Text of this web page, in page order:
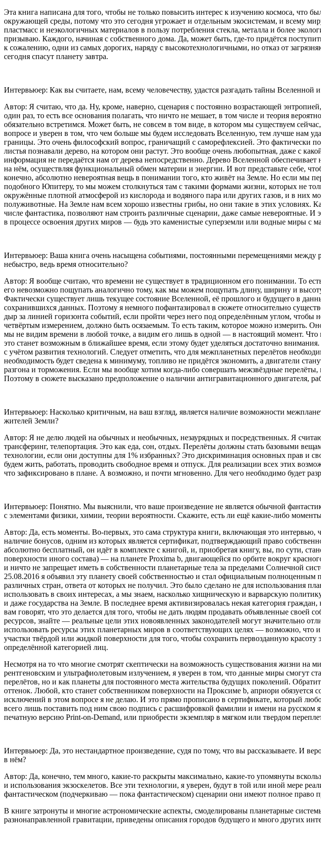
Эта книга написана для того, чтобы не только повысить интерес к изучению космоса, что
окружающей среды, потому что это сегодня угрожает и отдельным экосистемам, и всему
пластмасс и неэкологичных материалов в пользу потребления стекла, металла и более
призываю. Каждого, начиная с собственного дома. Да, может быть, где-то придётся
к сожалению, одни из самых дорогих, наряду с высокотехнологичными, но отказ от
сегодня спасут планету завтра.
Интервьюер: Как вы считаете, нам, всему человечеству, удастся разгадать тайны
Автор: Я считаю, что да. Ну, кроме, наверно, сценария с постоянно возрастающей
один раз, то есть все основания полагать, что ничто не мешает, в том числе и теория
обязательно встретимся. Может быть, не совсем в том виде, в котором мы существуем
вопросе и уверен в том, что чем больше мы будем исследовать Вселенную, тем лучше нам
границы. Это очень философский вопрос, граничащий с саморефлексией. Это фактически
листья познавали дерево, на котором они растут. Это вообще очень любопытная, даже с
информация не передаётся нам от дерева непосредственно. Дерево Вселенной
на нём, осуществляя функциональный обмен материи и энергии. И вот представьте себе,
конечно, абсолютно невероятная вещь в понимании того, кто живёт на Земле. Но если мы
подобного Юпитеру, то мы можем столкнуться там с такими формами жизни, которых не
окружённые плотной атмосферой из кислорода и водяного пара или других газов, и в них
полуживотные. На Земле нам всем хорошо известны грибы, но они такие в этих
числе фантастика, позволяют нам строить различные сценарии, даже самые
в процессе освоения других миров — будь это каменистые суперземли или водные миры с
Интервьюер: Ваша книга очень насыщена событиями, постоянными перемещениями между
небыстро, ведь время относительно?
Автор: Я вообще считаю, что времени не существует в традиционном его понимании. То
его невозможно пощупать аналогично тому, как мы можем пощупать длину, ширину и
Фактически существует лишь текущее состояние Вселенной, её прошлого и будущего в
сохранившихся данных. Поэтому я немного пофантазировал в сюжете относительно
дыр за линией горизонта событий, если пройти через него под определённым углом,
четвёртым измерением, должно быть осязаемым. То есть таким, которое можно
мы не видим времени в любой точке, а видим его лишь в одной — в настоящий момент.
это станет возможным в ближайшее время, если этому будет уделяться достаточно
с учётом развития технологий. Следует отметить, что для межпланетных перелётов
необходимость будет сведена к минимуму, топливо не придётся экономить, а двигатели
разгона и торможения. Если мы вообще хотим когда-либо совершать межзвёздные
Поэтому в сюжете высказано предположение о наличии антигравитационного двигателя,
Интервьюер: Насколько критичным, на ваш взгляд, является наличие возможности
жителей Земли?
Автор: Я не делю людей на обычных и необычных, незаурядных и посредственных. Я
трансферинг, телепортация. Это как еда, сон, отдых. Перелёты должны стать базовыми
технологии, если они доступны для 1% избранных? Это дискриминация основных прав и
будем жить, работать, проводить свободное время и отпуск. Для реализации всех этих
что зафиксировано в плане. А возможно, и почти мгновенно. Для чего необходимо будет
Интервьюер: Понятно. Мы выяснили, что ваше произведение не является обычной
с элементами физики, химии, теории вероятности. Скажите, есть ли ещё какие-либо
Автор: Да, есть моменты. Во-первых, это сама структура книги, включающая это
наличие бонусов, одним из которых является сертификат, подтверждающий право
абсолютно бесплатный, он идёт в комплекте с книгой, и, приобретая книгу, вы, по сути,
поверхности иного состава) — на планете Proxima b, двигающейся по орбите вокруг
и ничто не запрещает иметь в собственности планетарные тела за пределами Солнечной
25.08.2016 я объявил эту планету своей собственностью и стал официальным
различных стран, ответа от которых не получил. Это было сделано не для использования
использовать в своих интересах, а мы знаем, насколько хищническую и варварскую
и даже государства на Земле. В последнее время активизировалась некая категория
вам говорят, что это делается для того, чтобы не дать людям продавать объявленные
ресурсов, знайте — реальные цели этих новоявленных законодателей могут значительно
использовать ресурсы этих планетарных миров в соответствующих целях — возможно,
участки твёрдой или жидкой поверхности для того, чтобы сохранить первозданную
определённой категорией лиц.
Несмотря на то что многие смотрят скептически на возможность существования жизни
рентгеновским и ультрафиолетовым излучением, я уверен в том, что данные миры смогут
перелётов, но и как планеты для постоянного места жительства будущих поколений.
оттенок. Любой, кто станет собственником поверхности на Проксиме b, априори
исключений в этом вопросе я не делаю. И это прямо прописано в сертификате, который
всего лишь поставить под ним свою подпись с расшифровкой фамилии и имени на русском
печатную версию Print-on-Demand, или приобрести экземпляр в мягком или твердом
Интервьюер: Да, это нестандартное произведение, судя по тому, что вы рассказываете. И
в нём?
Автор: Да, конечно, тем много, какие-то раскрыты максимально, какие-то упомянуты
и использования экзоскелетов. Все эти технологии, я уверен, будут в той или иной мере
фантастическом (подчеркиваю — пока фантастическом) сценарии они имеют полное право
В книге затронуты и многие астрономические аспекты, смоделированы планетарные
разнонаправленной гравитации, приведены описания городов будущего и много других